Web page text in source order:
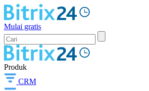
Mulai gratis
Produk
CRM